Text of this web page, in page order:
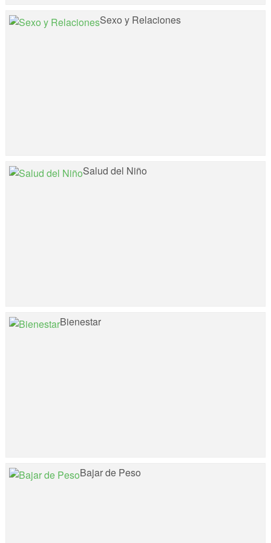
Sexo y Relaciones
Salud del Niño
Bienestar
Bajar de Peso